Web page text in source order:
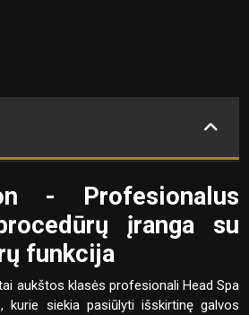
- Profesionalus
įranga su
funkcija
aukštos klasės profesionali Head Spa
kurie siekia pasiūlyti išskirtinę galvos